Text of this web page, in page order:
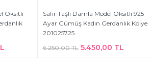
Oksitli
Safir Taşlı Damla Model Oksitli 925
Ayar Gümüş Kadın Gerdanlık Kolye
201025725
6.250,00 TL 5.450,00 TL